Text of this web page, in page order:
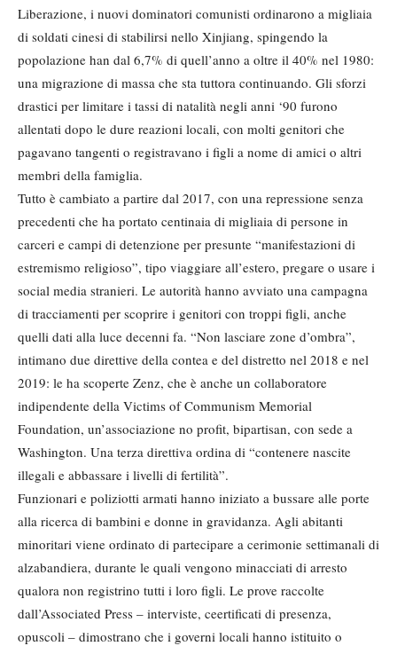
Liberazione, i nuovi dominatori comunisti ordinarono a migliaia
di soldati cinesi di stabilirsi nello Xinjiang, spingendo la
popolazione han dal 6,7% di quell’anno a oltre il 40% nel 1980:
una migrazione di massa che sta tuttora continuando. Gli sforzi
drastici per limitare i tassi di natalità negli anni ‘90 furono
allentati dopo le dure reazioni locali, con molti genitori che
pagavano tangenti o registravano i figli a nome di amici o altri
membri della famiglia.
Tutto è cambiato a partire dal 2017, con una repressione senza
precedenti che ha portato centinaia di migliaia di persone in
carceri e campi di detenzione per presunte “manifestazioni di
estremismo religioso”, tipo viaggiare all’estero, pregare o usare i
social media stranieri. Le autorità hanno avviato una campagna
di tracciamenti per scoprire i genitori con troppi figli, anche
quelli dati alla luce decenni fa. “Non lasciare zone d’ombra”,
intimano due direttive della contea e del distretto nel 2018 e nel
2019: le ha scoperte Zenz, che è anche un collaboratore
indipendente della Victims of Communism Memorial
Foundation, un’associazione no profit, bipartisan, con sede a
Washington. Una terza direttiva ordina di “contenere nascite
illegali e abbassare i livelli di fertilità”.
Funzionari e poliziotti armati hanno iniziato a bussare alle porte
alla ricerca di bambini e donne in gravidanza. Agli abitanti
minoritari viene ordinato di partecipare a cerimonie settimanali di
alzabandiera, durante le quali vengono minacciati di arresto
qualora non registrino tutti i loro figli. Le prove raccolte
dall’Associated Press – interviste, ceertificati di presenza,
opuscoli – dimostrano che i governi locali hanno istituito o